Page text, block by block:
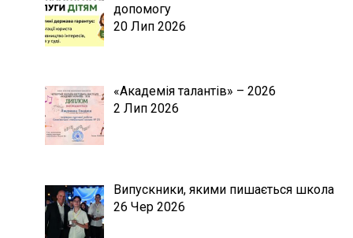
допомогу
20 Лип 2026
«Академія талантів» – 2026
2 Лип 2026
Випускники, якими пишається школа
26 Чер 2026